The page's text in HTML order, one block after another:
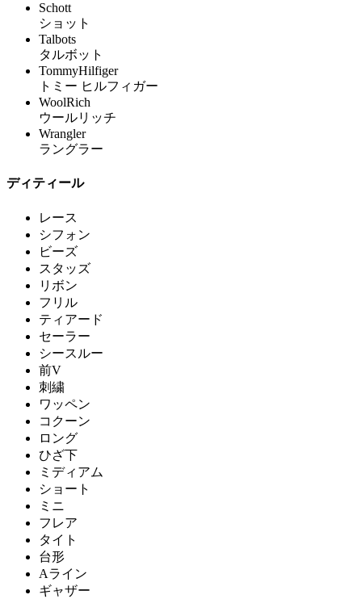
Schott
ショット
Talbots
タルボット
TommyHilfiger
トミー ヒルフィガー
WoolRich
ウールリッチ
Wrangler
ラングラー
ディティール
レース
シフォン
ビーズ
スタッズ
リボン
フリル
ティアード
セーラー
シースルー
前V
刺繍
ワッペン
コクーン
ロング
ひざ下
ミディアム
ショート
ミニ
フレア
タイト
台形
Aライン
ギャザー